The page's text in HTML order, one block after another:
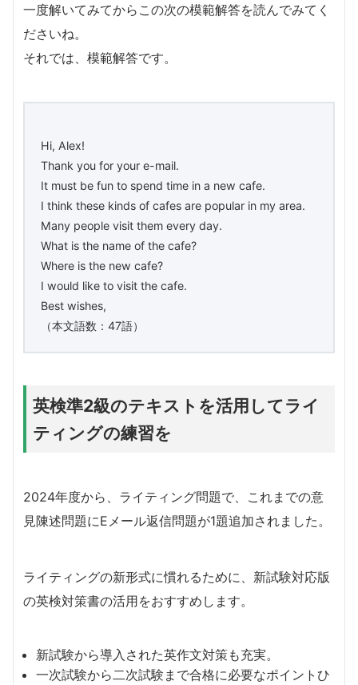
一度解いてみてからこの次の模範解答を読んでみてく
ださいね。
それでは、模範解答です。
Hi, Alex!
Thank you for your e-mail.
It must be fun to spend time in a new cafe.
I think these kinds of cafes are popular in my area.
Many people visit them every day.
What is the name of the cafe?
Where is the new cafe?
I would like to visit the cafe.
Best wishes,
（本文語数：47語）
英検準2級のテキストを活用してライ
ティングの練習を
2024年度から、ライティング問題で、これまでの意
見陳述問題にEメール返信問題が1題追加されました。
ライティングの新形式に慣れるために、新試験対応版
の英検対策書の活用をおすすめします。
新試験から導入された英作文対策も充実。
一次試験から二次試験まで合格に必要なポイントひ